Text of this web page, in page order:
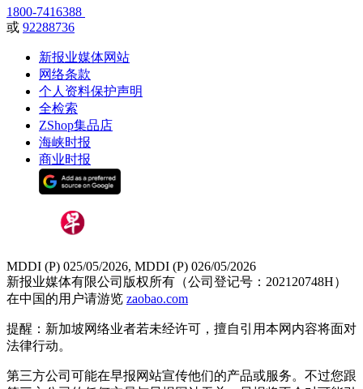
1800-7416388
或 92288736
新报业媒体网站
网络条款
个人资料保护声明
全检索
ZShop集品店
海峡时报
商业时报
MDDI (P) 025/05/2026, MDDI (P) 026/05/2026
新报业媒体有限公司版权所有（公司登记号：202120748H）
在中国的用户请游览 zaobao.com
提醒：新加坡网络业者若未经许可，擅自引用本网内容将面对
法律行动。
第三方公司可能在早报网站宣传他们的产品或服务。不过您跟